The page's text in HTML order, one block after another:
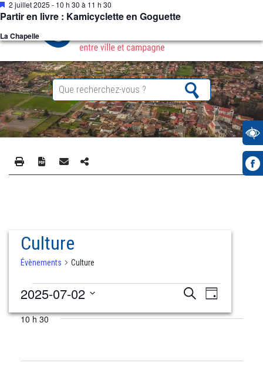
Culture
Évènements Culture
Évènements
2
Recherche
navigation
Recherche
de
Jour
2025-07-02
une
10 h 30
Partir en livre : Kamicyclette en Goguette
Mis
en
avant
2 juillet 2025 - 10 h 30 à 11 h 30
La Chapelle